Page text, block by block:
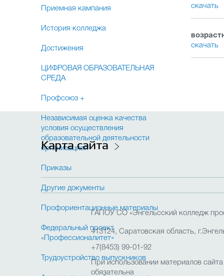
Приемная кампания
История колледжа
Достижения
ЦИФРОВАЯ ОБРАЗОВАТЕЛЬНАЯ
СРЕДА
Профсоюз +
Независимая оценка качества
условия осуществления
образовательной деятельности
организацией
Приказы
Другие документы
Профориентационные материалы
Федеральный проект
«Профессионалитет»
Трудоустройство выпускников
скачать
скачать
Карта сайта
ГАПОУ СО «Энгельсский колледж
413124, Саратовская область,
+7(8453) 99-01-92
При использовании материалов
обязательна